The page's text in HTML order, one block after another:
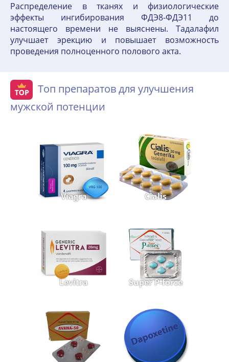
Распределение в тканях и физиологические
эффекты ингибирования ФДЭ8-ФДЭ11 до
настоящего времени не выяснены. Тадалафил
улучшает эрекцию и повышает возможность
проведения полноценного полового акта.
Топ препаратов для улучшения
мужской потенции
Viagra Cialis
Levitra Super P-force